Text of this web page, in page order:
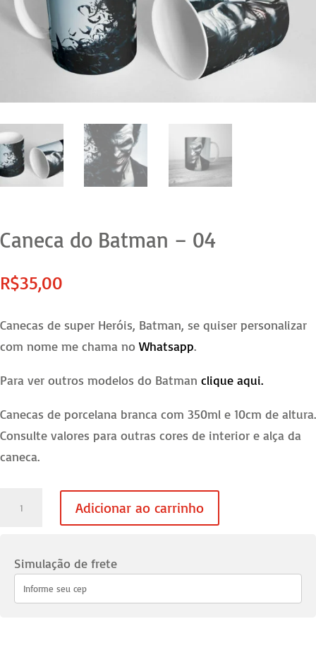
Caneca do Batman – 04
R$35,00
Canecas de super Heróis, Batman, se quiser personalizar
com nome me chama no Whatsapp.
Para ver outros modelos do Batman clique aqui.
Canecas de porcelana branca com 350ml e 10cm de altura.
Consulte valores para outras cores de interior e alça da
caneca.
quantidade
Adicionar ao carrinho
Simulação de frete